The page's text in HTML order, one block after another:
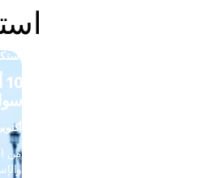
أكتوبر 26, 2023
من